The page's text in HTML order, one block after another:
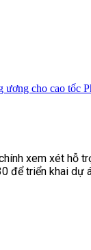
ương cho cao tốc
xem xét hỗ
để triển khai dự